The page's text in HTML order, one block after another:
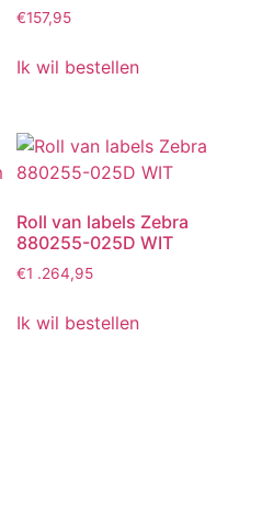
€157,95
Ik wil bestellen
Roll van labels Zebra
880255-025D WIT
€1 .264,95
Ik wil bestellen